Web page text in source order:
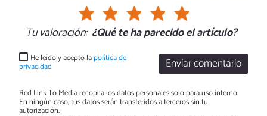
Tu valoración: ¿Qué te ha parecido el artículo?
Enviar comentario
He leído y acepto lapolítica de
privacidad
Red Link To Media recopila los datos personales solo para uso interno.
En ningún caso, tus datos serán transferidos a terceros sin tu
autorización.